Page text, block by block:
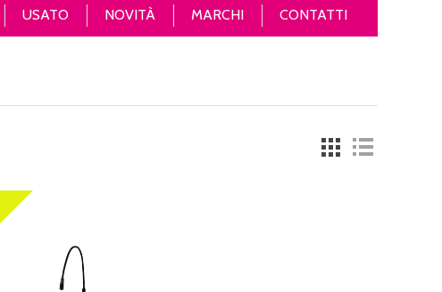
USATO NOVITÀ MARCHI CONTATTI